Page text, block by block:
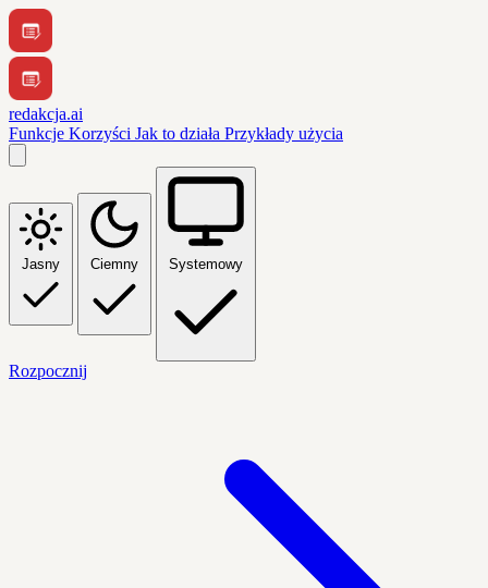
redakcja.ai
Funkcje Korzyści Jak to działa Przykłady użycia
Jasny Ciemny Systemowy
Rozpocznij